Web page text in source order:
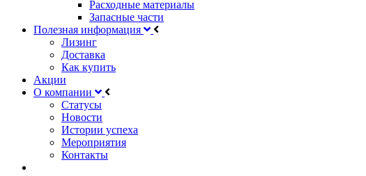
Расходные материалы
Запасные части
Полезная информация
Лизинг
Доставка
Как купить
Акции
О компании
Статусы
Новости
Истории успеха
Мероприятия
Контакты